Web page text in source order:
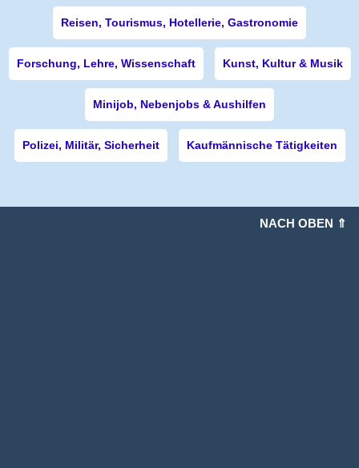
Reisen, Tourismus, Hotellerie, Gastronomie
Forschung, Lehre, Wissenschaft Kunst, Kultur & Musik
Minijob, Nebenjobs & Aushilfen
Polizei, Militär, Sicherheit Kaufmännische Tätigkeiten
NACH OBEN ⇑